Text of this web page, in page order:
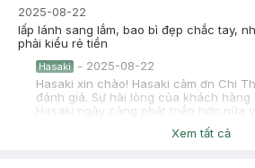
2025-08-22
lấp lánh sang lắm, bao bì đẹp chắc tay,
phải kiểu rẻ tiền
Hasaki - 2025-08-22
Hasaki xin chào! Hasaki cảm ơn Chi
đánh giá. Sự hài lòng của khách
Hasaki ngày càng phát triển hơn nữa
Cảm ơn bạn đã tin tưởng và mua sắm
Xem tất cả